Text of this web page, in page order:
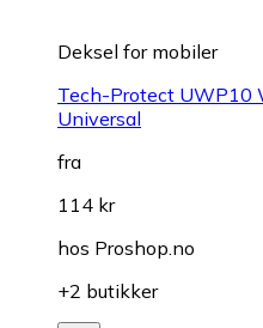
Deksel for mobiler
Tech-Protect UWP10
Universal
fra
114 kr
hos Proshop.no
+2 butikker